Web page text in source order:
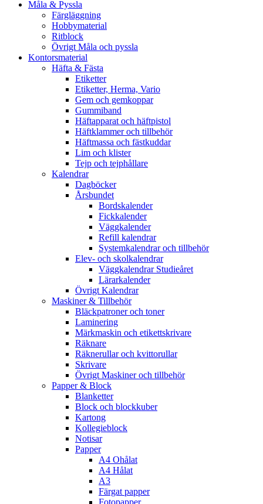
Måla & Pyssla
Färgläggning
Hobbymaterial
Ritblock
Övrigt Måla och pyssla
Kontorsmaterial
Häfta & Fästa
Etiketter
Etiketter, Herma, Vario
Gem och gemkoppar
Gummiband
Häftapparat och häftpistol
Häftklammer och tillbehör
Häftmassa och fästkuddar
Lim och klister
Tejp och tejphållare
Kalendrar
Dagböcker
Årsbundet
Bordskalender
Fickkalender
Väggkalender
Refill kalendrar
Systemkalendrar och tillbehör
Elev- och skolkalendrar
Väggkalendrar Studieåret
Lärarkalender
Övrigt Kalendrar
Maskiner & Tillbehör
Bläckpatroner och toner
Laminering
Märkmaskin och etikettskrivare
Räknare
Räknerullar och kvittorullar
Skrivare
Övrigt Maskiner och tillbehör
Papper & Block
Blanketter
Block och blockkuber
Kartong
Kollegieblock
Notisar
Papper
A4 Ohålat
A4 Hålat
A3
Färgat papper
Fotopapper